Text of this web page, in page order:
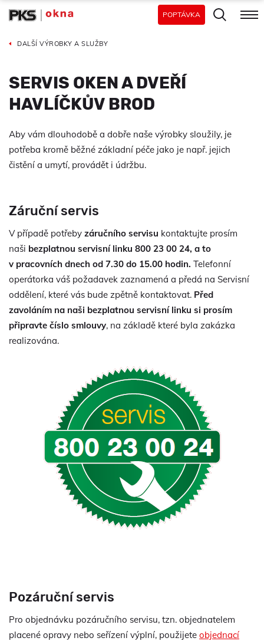
POPTÁVKA
DALŠÍ VÝROBKY A SLUŽBY
SERVIS OKEN A DVEŘÍ
HAVLÍČKŮV BROD
Aby vám dlouhodobě a dobře naše výrobky sloužily, je
potřeba kromě běžné základní péče jako je např. jejich
čistění a umytí, provádět i údržbu.
Záruční servis
V případě potřeby záručního servisu kontaktujte prosím
naši bezplatnou servisní linku 800 23 00 24, a to
v pracovních dnech od 7.30 do 15.00 hodin. Telefonní
operátorka váš požadavek zaznamená a předá na Servisní
oddělení, které vás bude zpětně kontaktovat. Před
zavoláním na naši bezplatnou servisní linku si prosím
připravte číslo smlouvy, na základě které byla zakázka
realizována.
Pozáruční servis
Pro objednávku pozáručního servisu, tzn. objednatelem
placené opravy nebo seřízení výplní, použijete objednací